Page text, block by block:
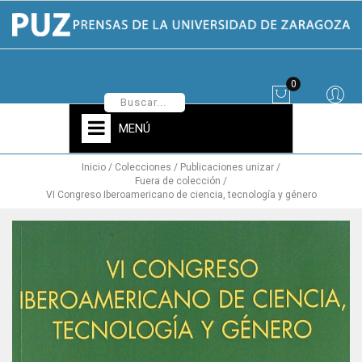
0
MENÚ
Inicio Colecciones
Publicaciones unizar
Fuera de colección
VI Congreso Iberoamericano de ciencia, tecnología y género